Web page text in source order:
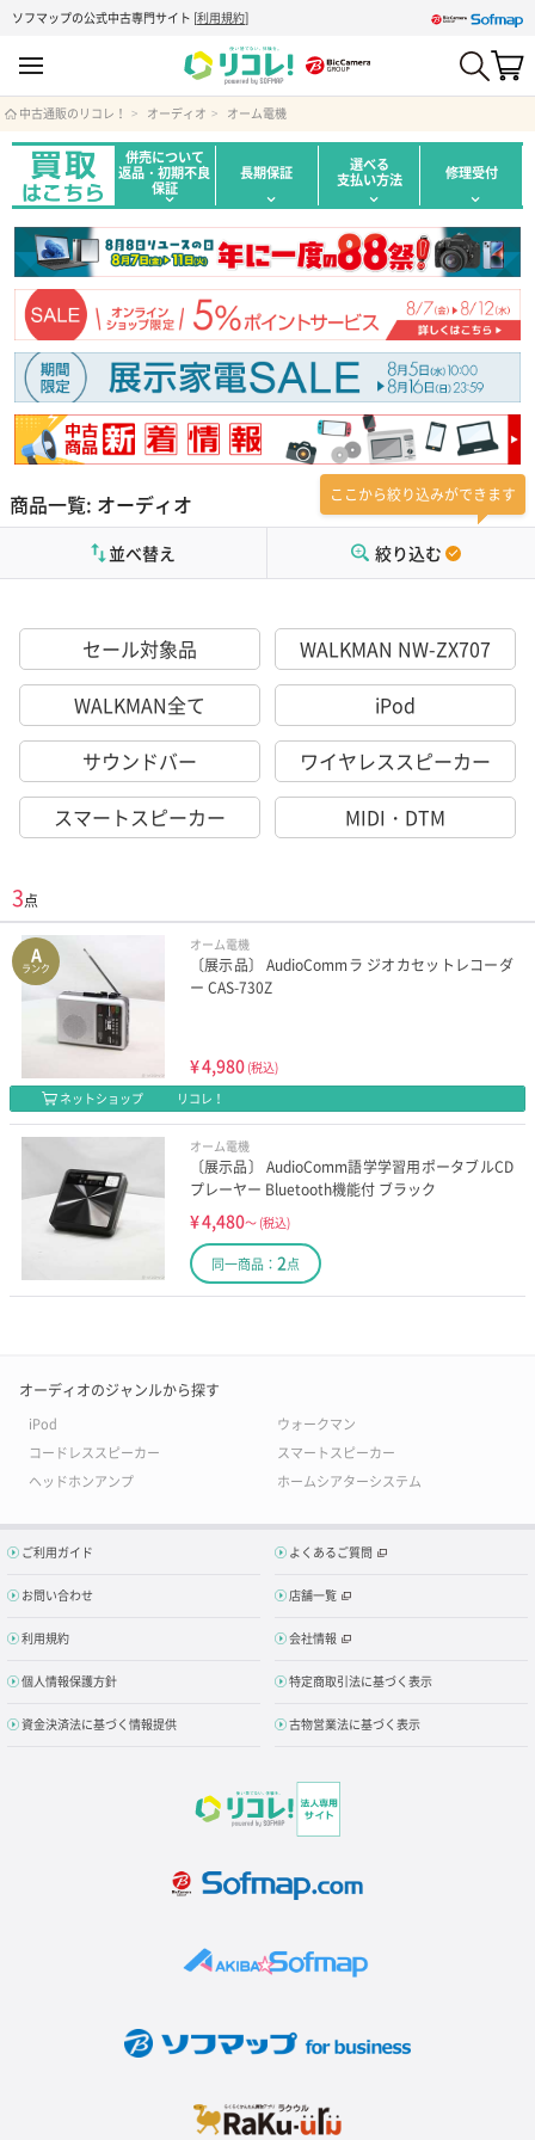
ソフマップの公式中古専門サイト [利用規約]
中古通販のリコレ！ オーディオ オーム電機
併売について
返品・初期不良
保証
長期保証 選べる
支払い方法 修理受付
商品一覧: オーディオ ここから絞り込みができます
絞り込む
並べ替え
セール対象品
WALKMAN NW-ZX707
WALKMAN全て
iPod
サウンドバー
ワイヤレススピーカー
スマートスピーカー
MIDI・DTM
3点
A
ランク
オーム電機
〔展示品〕 AudioCommラ ジオカセットレコーダ
ー CAS-730Z
¥4,980 (税込)
ネットショップ
リコレ！
オーム電機
〔展示品〕 AudioComm語学学習用ポータブルCD
プレーヤー Bluetooth機能付 ブラック
¥4,480～ (税込)
同一商品： 2点
オーディオのジャンルから探す
iPod
ウォークマン
コードレススピーカー
スマートスピーカー
ヘッドホンアンプ
ホームシアターシステム
ご利用ガイド よくあるご質問
お問い合わせ 店舗一覧
利用規約 会社情報
個人情報保護方針 特定商取引法に基づく表示
資金決済法に基づく情報提供 古物営業法に基づく表示